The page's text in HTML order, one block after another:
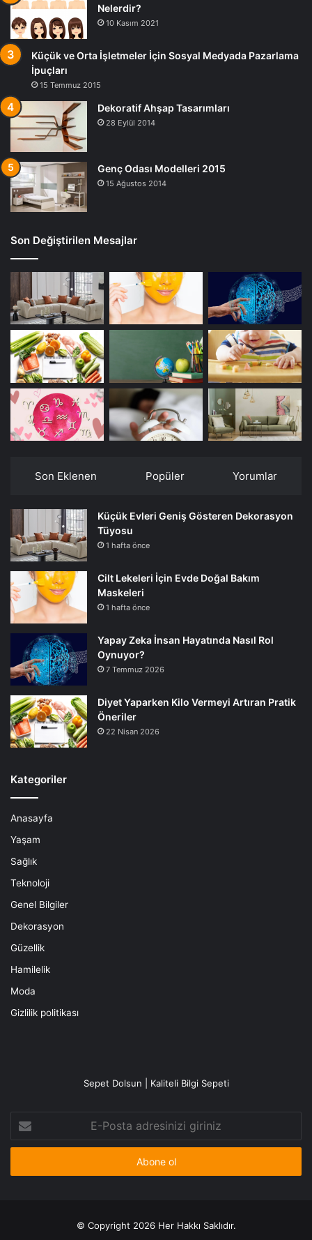
Nelerdir?
10 Kasım 2021
Küçük ve Orta İşletmeler İçin Sosyal Medyada Pazarlama
İpuçları
15 Temmuz 2015
Dekoratif Ahşap Tasarımları
28 Eylül 2014
Genç Odası Modelleri 2015
15 Ağustos 2014
Son Değiştirilen Mesajlar
Son Eklenen Popüler Yorumlar
Küçük Evleri Geniş Gösteren Dekorasyon
Tüyosu
1 hafta önce
Cilt Lekeleri İçin Evde Doğal Bakım
Maskeleri
1 hafta önce
Yapay Zeka İnsan Hayatında Nasıl Rol
Oynuyor?
7 Temmuz 2026
Diyet Yaparken Kilo Vermeyi Artıran Pratik
Öneriler
22 Nisan 2026
Kategoriler
Anasayfa
Yaşam
Sağlık
Teknoloji
Genel Bilgiler
Dekorasyon
Güzellik
Hamilelik
Moda
Gizlilik politikası
Sepet Dolsun | Kaliteli Bilgi Sepeti
Posta
adresinizi
© Copyright 2026 Her Hakkı Saklıdır.